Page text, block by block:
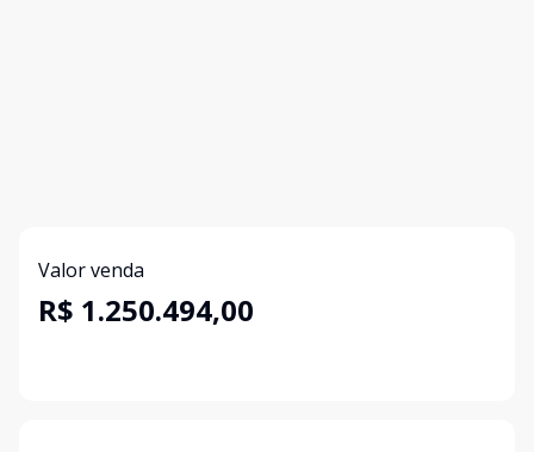
Valor venda
R$ 1.250.494,00